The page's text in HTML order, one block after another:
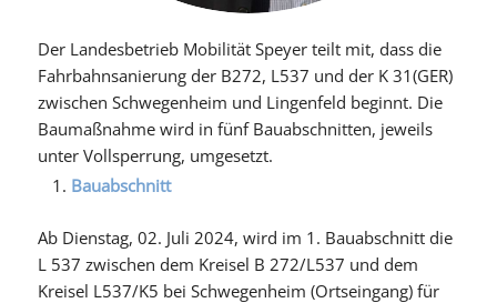
Der Landesbetrieb Mobilität Speyer teilt mit, dass die
Fahrbahnsanierung der B272, L537 und der K 31(GER)
zwischen Schwegenheim und Lingenfeld beginnt. Die
Baumaßnahme wird in fünf Bauabschnitten, jeweils
unter Vollsperrung, umgesetzt.
Bauabschnitt
Ab Dienstag, 02. Juli 2024, wird im 1. Bauabschnitt die
L 537 zwischen dem Kreisel B 272/L537 und dem
Kreisel L537/K5 bei Schwegenheim (Ortseingang) für